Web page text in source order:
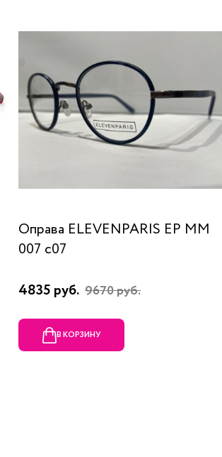
Оправа ELEVENPARIS EP MM
007 c07
4835 руб. 9670 руб.
В КОРЗИНУ